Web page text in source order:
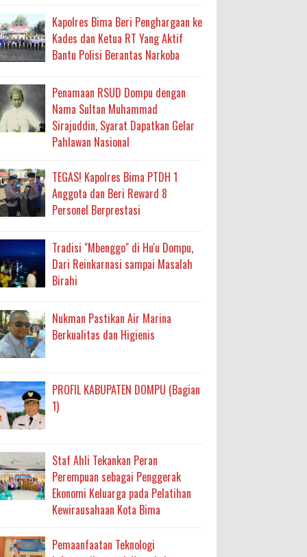
Bantuan BSPS
2027 ke BPJN NTB
Pelaksanaan APBD Kota Bima
Kepercayaan Rakyat Landasan Utama
Air Bersih
Siap Edar
Kapolres Bima Beri Penghargaan ke
Kades dan Ketua RT Yang Aktif
Bantu Polisi Berantas Narkoba
Penamaan RSUD Dompu dengan
Nama Sultan Muhammad
Sirajuddin, Syarat Dapatkan Gelar
Pahlawan Nasional
TEGAS! Kapolres Bima PTDH 1
Anggota dan Beri Reward 8
Personel Berprestasi
Tradisi "Mbenggo" di Hu'u Dompu,
Dari Reinkarnasi sampai Masalah
Birahi
Nukman Pastikan Air Marina
Berkualitas dan Higienis
PROFIL KABUPATEN DOMPU (Bagian
1)
Staf Ahli Tekankan Peran
Perempuan sebagai Penggerak
Ekonomi Keluarga pada Pelatihan
Kewirausahaan Kota Bima
Pemaanfaatan Teknologi